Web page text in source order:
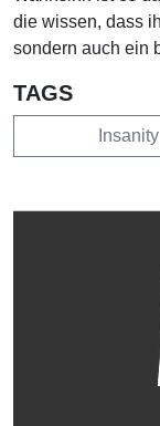
die wissen, dass
sondern auch ein
TAGS
Insanity